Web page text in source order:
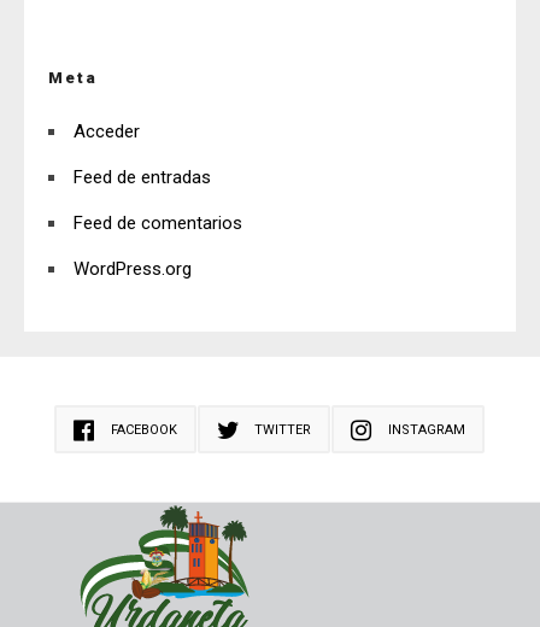
Meta
Acceder
Feed de entradas
Feed de comentarios
WordPress.org
FACEBOOK TWITTER INSTAGRAM